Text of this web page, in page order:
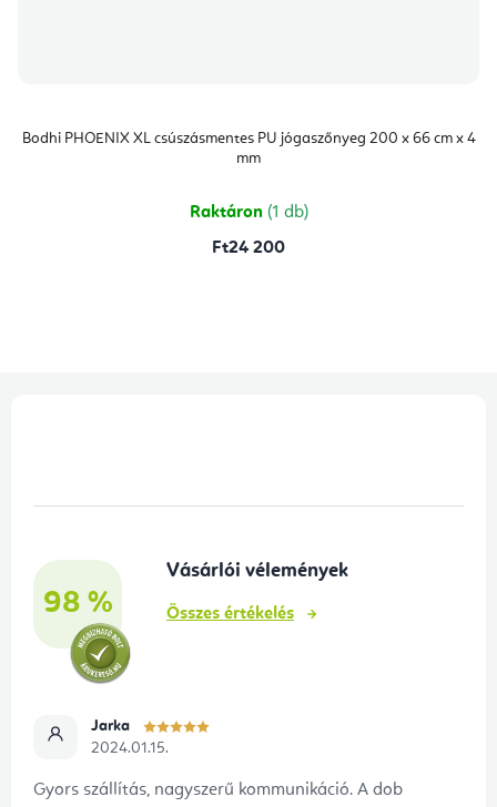
Bodhi PHOENIX XL csúszásmentes PU jógaszőnyeg 200 x 66 cm x 4
mm
Raktáron (1 db)
Ft24 200
98 %
Vásárlói vélemények
Összes értékelés
Jarka
2024.01.15.
Gyors szállítás, nagyszerű kommunikáció. A dob